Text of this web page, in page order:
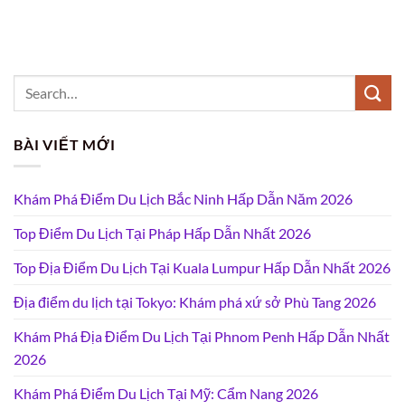
BÀI VIẾT MỚI
Khám Phá Điểm Du Lịch Bắc Ninh Hấp Dẫn Năm 2026
Top Điểm Du Lịch Tại Pháp Hấp Dẫn Nhất 2026
Top Địa Điểm Du Lịch Tại Kuala Lumpur Hấp Dẫn Nhất 2026
Địa điểm du lịch tại Tokyo: Khám phá xứ sở Phù Tang 2026
Khám Phá Địa Điểm Du Lịch Tại Phnom Penh Hấp Dẫn Nhất
2026
Khám Phá Điểm Du Lịch Tại Mỹ: Cẩm Nang 2026